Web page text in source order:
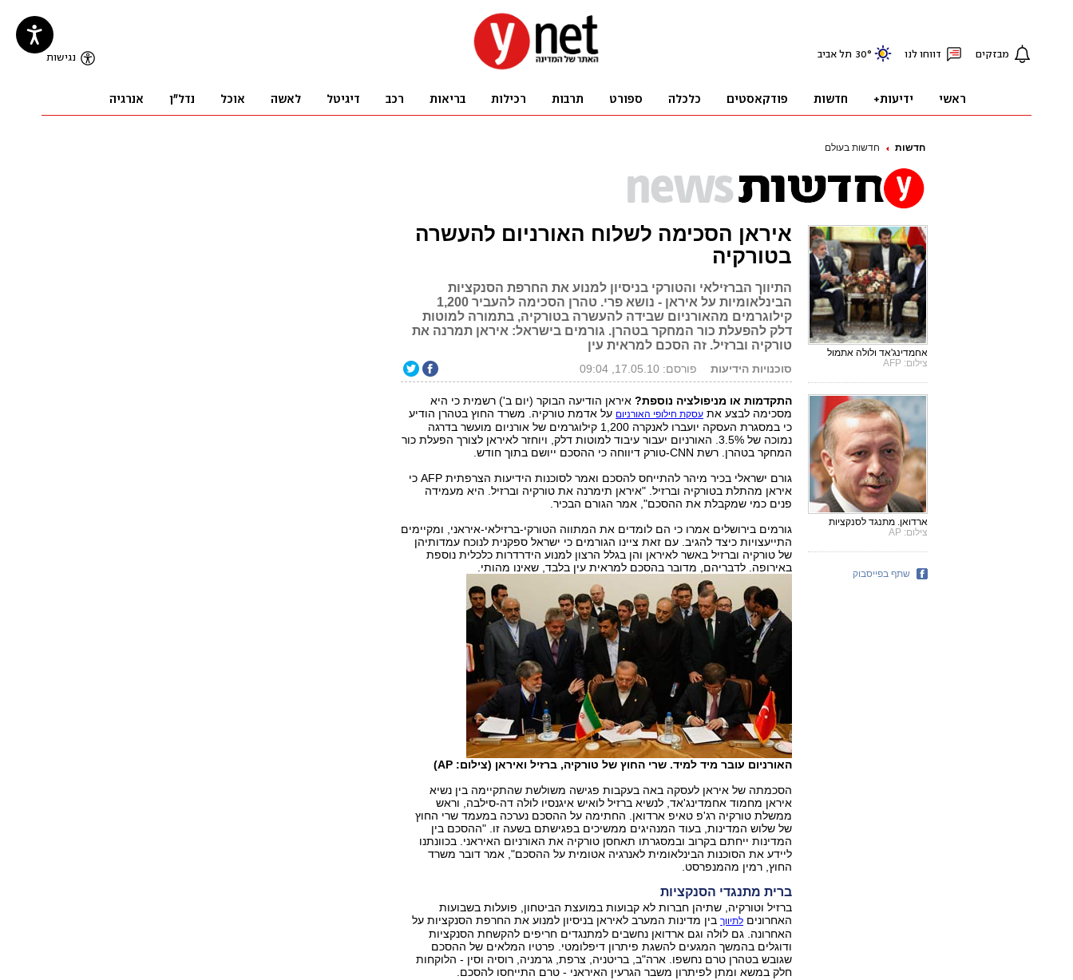
חדשות חדשות בעולם
איראן הסכימה לשלוח האורניום להעשרה
בטורקיה
התיווך הברזילאי והטורקי בניסיון למנוע את החרפת הסנקציות
הבינלאומיות על איראן - נושא פרי. טהרן הסכימה להעביר 1,200
קילוגרמים מהאורניום שבידה להעשרה בטורקיה, בתמורה למוטות
דלק להפעלת כור המחקר בטהרן. גורמים בישראל: איראן תמרנה את
טורקיה וברזיל. זה הסכם למראית עין
סוכנויות הידיעות פורסם: 17.05.10, 09:04
התקדמות או מניפולציה נוספת?איראן הודיעה הבוקר (יום ב') רשמית כי היא
מסכימה לבצע את עסקת חילופי האורניום על אדמת טורקיה. משרד החוץ בטהרן הודיע
כי במסגרת העסקה יועברו לאנקרה 1,200 קילוגרמים של אורניום מועשר בדרגה
נמוכה של 3.5%. האורניום יעבור עיבוד למוטות דלק, ויוחזר לאיראן לצורך הפעלת כור
המחקר בטהרן. רשת CNN-טורק דיווחה כי ההסכם ייושם בתוך חודש.
גורם ישראלי בכיר מיהר להתייחס להסכם ואמר לסוכנות הידיעות הצרפתית AFP כי
איראן מהתלת בטורקיה וברזיל. "איראן תימרנה את טורקיה וברזיל. היא מעמידה
פנים כמי שמקבלת את ההסכם", אמר הגורם הבכיר.
גורמים בירושלים אמרו כי הם לומדים את המתווה הטורקי-ברזילאי-איראני, ומקיימים
התייעצויות כיצד להגיב. עם זאת ציינו הגורמים כי ישראל ספקנית לנוכח עמדותיהן
של טורקיה וברזיל באשר לאיראן והן בגלל הרצון למנוע הידרדרות כלכלית נוספת
באירופה. לדבריהם, מדובר בהסכם למראית עין בלבד, שאינו מהותי.
האורניום עובר מיד למיד. שרי החוץ של טורקיה, ברזיל ואיראן (צילום: AP)
הסכמתה של איראן לעסקה באה בעקבות פגישה משולשת שהתקיימה בין נשיא
איראן מחמוד אחמדינג'אד, לנשיא ברזיל לואיש איגנסיו לולה דה-סילבה, וראש
ממשלת טורקיה רג'פ טאיפ ארדואן. החתימה על ההסכם נערכה במעמד שרי החוץ
של שלוש המדינות, בעוד המנהיגים ממשיכים בפגישתם בשעה זו. "ההסכם בין
המדינות ייחתם בקרוב ובמסגרתו תאחסן טורקיה את האורניום האיראני. בכוונתנו
ליידע את הסוכנות הבינלאומית לאנרגיה אטומית על ההסכם", אמר דובר משרד
החוץ, רמין מהמנפרסט.
ברית מתנגדי הסנקציות
ברזיל וטורקיה, שתיהן חברות לא קבועות במועצת הביטחון, פועלות בשבועות
האחרונים לתיווךבין מדינות המערב לאיראן בניסיון למנוע את החרפת הסנקציות על
האחרונה. גם לולה וגם ארדואן נחשבים למתנגדים חריפים להקשחת הסנקציות
ודוגלים בהמשך המגעים להשגת פיתרון דיפלומטי. פרטיו המלאים של ההסכם
שגובש בטהרן טרם נחשפו. ארה"ב, בריטניה, צרפת, גרמניה, רוסיה וסין - הלוקחות
חלק במשא ומתן לפיתרון משבר הגרעין האיראני - טרם התייחסו להסכם.
אחמדינג'אד ולולה אתמול
צילום: AFP
ארדואן. מתנגד לסנקציות
צילום: AP
שתף בפייסבוק